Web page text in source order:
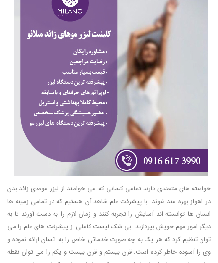
خواسته های متعددی دارند تمامی کسانی که می خواهند از لیزر موهای زائد بدن
در اهواز بهره مند شوند. با پیشرفت علم شاهد آن هستیم که در تمامی زمینه ها
انسان ها توانسته اند آسایش را تجربه کنند و زمان لازم را به دست آورند تا به
دیگر امور مهم خویش بپردازند. بی شک لیست کاملی از پیشرفت های علم را می
توان تنظیم کرد که هر یک به چه صورت خدماتی خاص را به انسان ارائه نموده و
وی را آسوده خاطر کرده است. قرن بیستم و قرن بیست و یکم را می توان نقطه